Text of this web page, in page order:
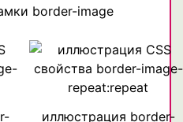
border-image
иллюстрация border-